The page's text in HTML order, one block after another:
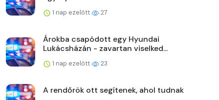
1 nap ezelőtt 27
Árokba csapódott egy Hyundai
Lukácsházán - zavartan viselked...
1 nap ezelőtt 23
A rendőrök ott segítenek, ahol tudnak